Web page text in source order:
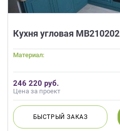
Кухня угловая МВ210202
Материал:
246 220 руб.
Цена за проект
БЫСТРЫЙЗАКАЗ